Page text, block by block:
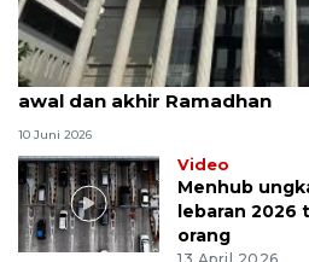
MK uji materi UU Peradilan
awal dan akhir Ramadhan
10 Juni 2026
Video
Menhub
lebaran 2026
orang